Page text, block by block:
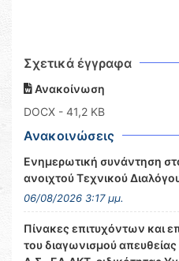
Σχετικά έγγραφα
Ανακοίνωση
DOCX - 41,2 KB
Ανακοινώσεις
Ενημερωτική συνάντηση
ανοιχτού Τεχνικού
06/08/2026 3:17 μμ.
Πίνακες επιτυχόντων και
του διαγωνισμού